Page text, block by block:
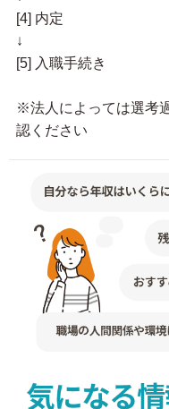
[4] 内定
↓
[5] 入職手続き
※法人によっては選考
認ください